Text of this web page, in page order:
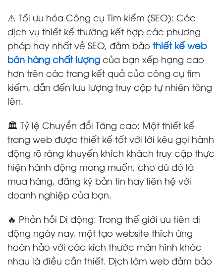
⚠️ Tối ưu hóa Công cụ Tìm kiếm (SEO): Các
dịch vụ thiết kế thường kết hợp các phương
pháp hay nhất về SEO, đảm bảo thiết kế web
bán hàng chất lượng của bạn xếp hạng cao
hơn trên các trang kết quả của công cụ tìm
kiếm, dẫn đến lưu lượng truy cập tự nhiên tăng
lên.
🏛️ Tỷ lệ Chuyển đổi Tăng cao: Một thiết kế
trang web được thiết kế tốt với lời kêu gọi hành
động rõ ràng khuyến khích khách truy cập thực
hiện hành động mong muốn, cho dù đó là
mua hàng, đăng ký bản tin hay liên hệ với
doanh nghiệp của bạn.
🔥 Phản hồi Di động: Trong thế giới ưu tiên di
động ngày nay, một tạo website thích ứng
hoàn hảo với các kích thước màn hình khác
nhau là điều cần thiết. Dịch làm web đảm bảo